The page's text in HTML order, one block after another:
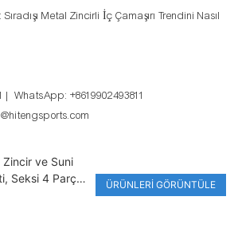
| WhatsApp: +8619902493811
Zincir ve Suni
Seksi 4 Parçalı
İçin
ÜRÜNLERI GÖRÜNTÜLE